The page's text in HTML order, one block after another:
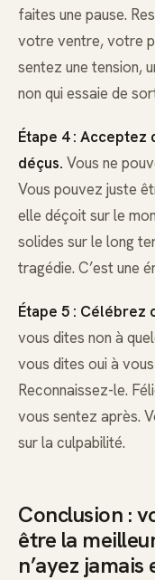
faites une pause.
votre ventre, votre
sentez une tension,
non qui essaie de
Étape 4 : Acceptez
déçus. Vous ne
Vous pouvez juste
elle déçoit sur le
solides sur le long
tragédie. C’est une
Étape 5 : Célébrez
vous dites non à
vous dites oui à
Reconnaissez-le.
vous sentez après.
sur la culpabilité.
Conclusion :
être la
n’ayez jamais